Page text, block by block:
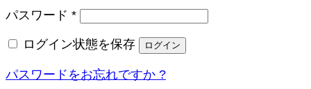
パスワード *必
ログイン状態を保存
ログイン
パスワードをお忘れですか ?